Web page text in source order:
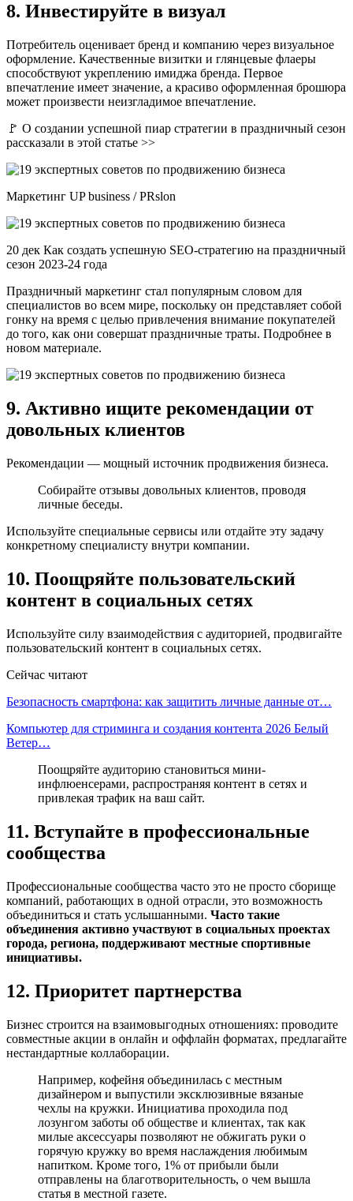
8. Инвестируйте в визуал
Потребитель оценивает бренд и компанию через визуальное
оформление. Качественные визитки и глянцевые флаеры
способствуют укреплению имиджа бренда. Первое
впечатление имеет значение, а красиво оформленная брошюра
может произвести неизгладимое впечатление.
🚩 О создании успешной пиар стратегии в праздничный сезон
рассказали в этой статье >>
Маркетинг UP business / PRslon
20 дек Как создать успешную SEO-стратегию на праздничный
сезон 2023-24 года
Праздничный маркетинг стал популярным словом для
специалистов во всем мире, поскольку он представляет собой
гонку на время с целью привлечения внимание покупателей
до того, как они совершат праздничные траты. Подробнее в
новом материале.
9. Активно ищите рекомендации от
довольных клиентов
Рекомендации — мощный источник продвижения бизнеса.
Собирайте отзывы довольных клиентов, проводя
личные беседы.
Используйте специальные сервисы или отдайте эту задачу
конкретному специалисту внутри компании.
10. Поощряйте пользовательский
контент в социальных сетях
Используйте силу взаимодействия с аудиторией, продвигайте
пользовательский контент в социальных сетях.
Сейчас читают
Безопасность смартфона: как защитить личные данные от…
Компьютер для стриминга и создания контента 2026 Белый
Ветер…
Поощряйте аудиторию становиться мини-
инфлюенсерами, распространяя контент в сетях и
привлекая трафик на ваш сайт.
11. Вступайте в профессиональные
сообщества
Профессиональные сообщества часто это не просто сборище
компаний, работающих в одной отрасли, это возможность
объединиться и стать услышанными. Часто такие
объединения активно участвуют в социальных проектах
города, региона, поддерживают местные спортивные
инициативы.
12. Приоритет партнерства
Бизнес строится на взаимовыгодных отношениях: проводите
совместные акции в онлайн и оффлайн форматах, предлагайте
нестандартные коллаборации.
Например, кофейня объединилась с местным
дизайнером и выпустили эксклюзивные вязаные
чехлы на кружки. Инициатива проходила под
лозунгом заботы об обществе и клиентах, так как
милые аксессуары позволяют не обжигать руки о
горячую кружку во время наслаждения любимым
напитком. Кроме того, 1% от прибыли были
отправлены на благотворительность, о чем вышла
статья в местной газете.